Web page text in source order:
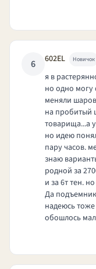
6 602EL Новичок
я в
но одно могу
меняли
на пробитый
товарища...а
но идею
пару часов.
знаю
родной за
и за 6т тен.
Да
надеюсь
обошлось